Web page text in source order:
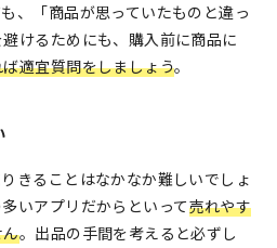
、「商品が思っていたものと違っ
けるためにも、購入前に商品に
適宜質問をしましょう。
きることはなかなか難しいでしょ
いアプリだからといって売れやす
ん。出品の手間を考えると必ずし